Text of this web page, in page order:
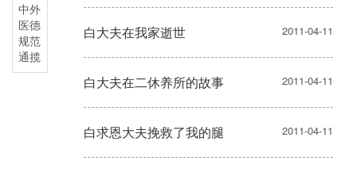
中外
医德
规范
通揽
白大夫在我家逝世 2011-04-11
白大夫在二休养所的故事 2011-04-11
白求恩大夫挽救了我的腿 2011-04-11